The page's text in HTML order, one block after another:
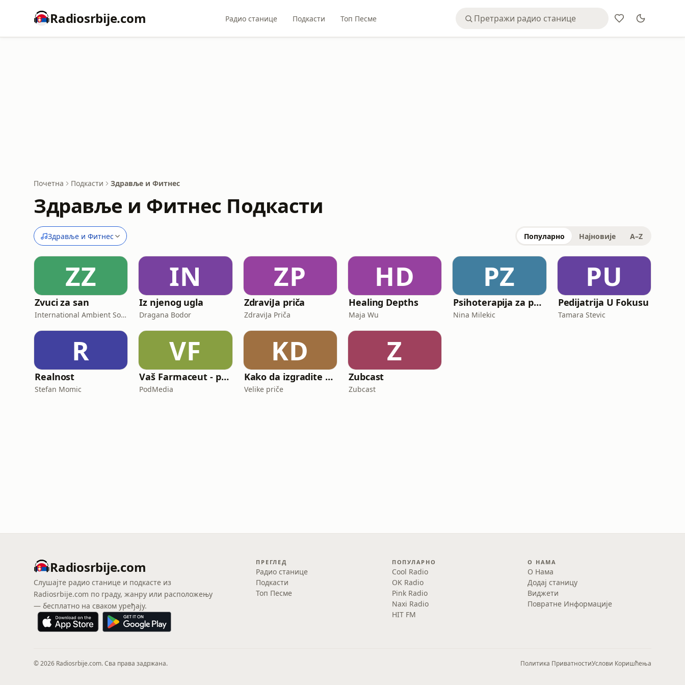
Radiosrbije.com Радио станице Подкасти Топ Песме
Почетна Подкасти Здравље и Фитнес
Здравље и Фитнес Подкасти
Здравље и Фитнес Популарно Најновије A–Z
ZZ
Zvuci za san
International Ambient Sounds
IN
Iz njenog ugla
Dragana Bodor
ZP
ZdraviJa priča
ZdraviJa Priča
HD
Healing Depths
Maja Wu
PZ
Psihoterapija za poneti
Nina Milekic
PU
Pedijatrija U Fokusu
Tamara Stevic
R
Realnost
Stefan Momic
VF
Vaš Farmaceut - podkast
PodMedia
KD
Kako da izgradite dobar život
Velike priče
Z
Zubcast
Zubcast
Radiosrbije.com
Слушајте радио станице и подкасте из
Radiosrbije.com по граду, жанру или расположењу
— бесплатно на сваком уређају.
ПРЕГЛЕД
Радио станице
Подкасти
Топ Песме
ПОПУЛАРНО
Cool Radio
OK Radio
Pink Radio
Naxi Radio
HIT FM
О НАМА
О Нама
Додај станицу
Виджети
Повратне Информације
© 2026 Radiosrbije.com. Сва права задржана. Политика ПриватностиУслови Коришћења